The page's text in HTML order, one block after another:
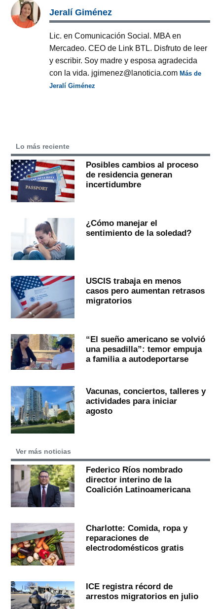
Jeralí Giménez
Lic. en Comunicación Social. MBA en
Mercadeo. CEO de Link BTL. Disfruto de leer
y escribir. Soy madre y esposa agradecida
con la vida. jgimenez@lanoticia.comMás de
Jeralí Giménez
Lo más reciente
Posibles cambios al proceso
de residencia generan
incertidumbre
¿Cómo manejar el
sentimiento de la soledad?
USCIS trabaja en menos
casos pero aumentan retrasos
migratorios
“El sueño americano se volvió
una pesadilla”: temor empuja
a familia a autodeportarse
Vacunas, conciertos, talleres y
actividades para iniciar
agosto
Ver más noticias
Federico Ríos nombrado
director interino de la
Coalición Latinoamericana
Charlotte: Comida, ropa y
reparaciones de
electrodomésticos gratis
ICE registra récord de
arrestos migratorios en julio